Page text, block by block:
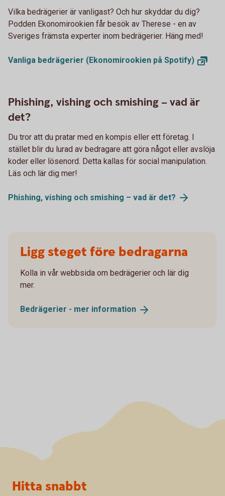
Vilka bedrägerier är vanligast? Och hur skyddar du dig?
Podden Ekonomirookien får besök av Therese - en av
Sveriges främsta experter inom bedrägerier. Häng med!
Vanliga bedrägerier (Ekonomirookien på Spotify)
Phishing, vishing och smishing – vad är
det?
Du tror att du pratar med en kompis eller ett företag. I
stället blir du lurad av bedragare att göra något eller avslöja
koder eller lösenord. Detta kallas för social manipulation.
Läs och lär dig mer!
Phishing, vishing och smishing – vad är det?
Ligg steget före bedragarna
Kolla in vår webbsida om bedrägerier och lär dig
mer.
Bedrägerier - mer information
Sidfot
Hitta snabbt